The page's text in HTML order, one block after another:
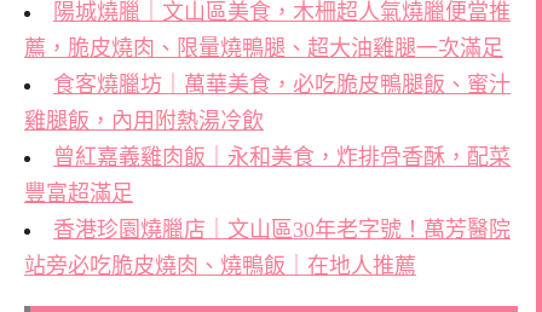
陽城燒臘｜文山區美食，木柵超人氣燒臘便當推
薦，脆皮燒肉、限量燒鴨腿、超大油雞腿一次滿足
食客燒臘坊｜萬華美食，必吃脆皮鴨腿飯、蜜汁
雞腿飯，內用附熱湯冷飲
曾紅嘉義雞肉飯｜永和美食，炸排骨香酥，配菜
豐富超滿足
香港珍園燒臘店｜文山區30年老字號！萬芳醫院
站旁必吃脆皮燒肉、燒鴨飯｜在地人推薦